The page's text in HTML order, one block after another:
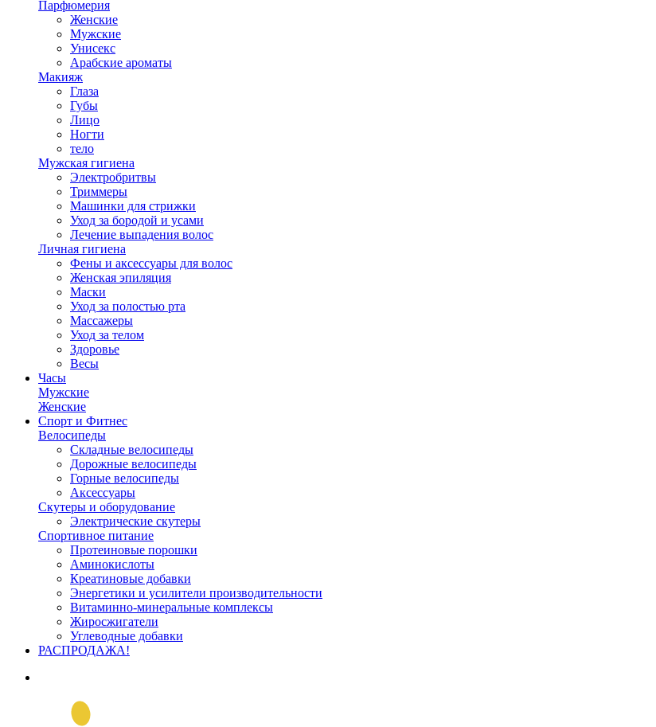
Парфюмерия
Женские
Мужские
Унисекс
Арабские ароматы
Макияж
Глаза
Губы
Лицо
Ногти
тело
Мужская гигиена
Электробритвы
Триммеры
Машинки для стрижки
Уход за бородой и усами
Лечение выпадения волос
Личная гигиена
Фены и аксессуары для волос
Женская эпиляция
Маски
Уход за полостью рта
Массажеры
Уход за телом
Здоровье
Весы
Часы
Мужские
Женские
Спорт и Фитнес
Велосипеды
Складные велосипеды
Дорожные велосипеды
Горные велосипеды
Аксессуары
Скутеры и оборудование
Электрические скутеры
Спортивное питание
Протеиновые порошки
Аминокислоты
Креатиновые добавки
Энергетики и усилители производительности
Витаминно-минеральные комплексы
Жиросжигатели
Углеводные добавки
РАСПРОДАЖА!